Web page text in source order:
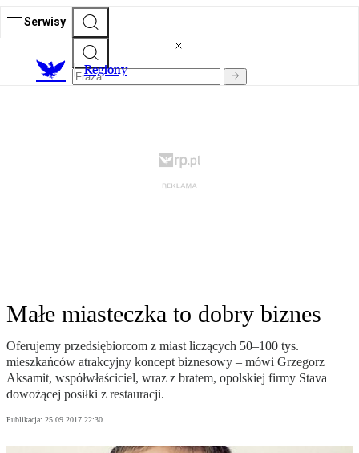
Serwisy
Regiony
Małe miasteczka to dobry biznes
Oferujemy przedsiębiorcom z miast liczących 50–100 tys.
mieszkańców atrakcyjny koncept biznesowy – mówi Grzegorz
Aksamit, współwłaściciel, wraz z bratem, opolskiej firmy Stava
dowożącej posiłki z restauracji.
Publikacja: 25.09.2017 22:30